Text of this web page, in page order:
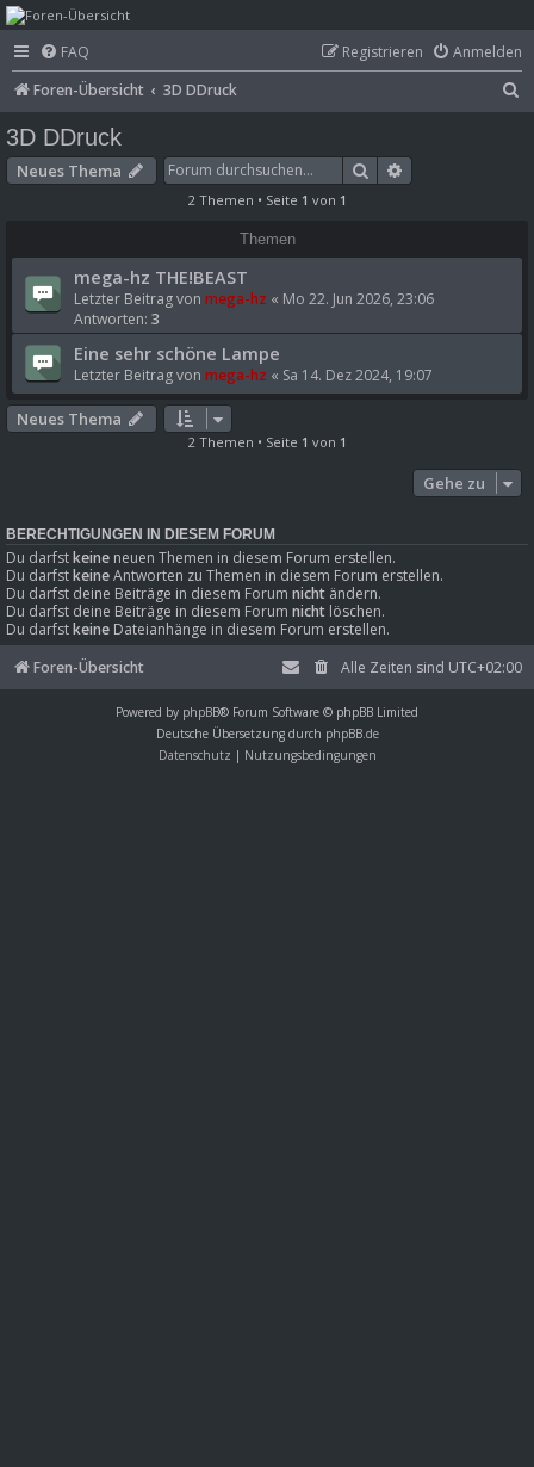
mega-hz - classic
computer &
electronics
FAQ Anmelden
Registrieren
Foren-Übersicht
3D DDruck
3D DDruck
Neues Thema Suche
2 Themen • Seite 1 von 1
Themen
mega-hz THE!BEAST
Letzter Beitrag von mega-hz « Mo 22. Jun 2026, 23:06
Antworten: 3
Eine sehr schöne Lampe
Letzter Beitrag von mega-hz « Sa 14. Dez 2024, 19:07
Neues Thema
2 Themen • Seite 1 von 1
Gehe zu
BERECHTIGUNGEN IN DIESEM FORUM
Du darfstkeine neuen Themen in diesem Forum erstellen.
Du darfstkeineAntworten zu Themen in diesem Forum erstellen.
Du darfst deine Beiträge in diesem Forum nicht ändern.
Du darfst deine Beiträge in diesem Forum nicht löschen.
Du darfstkeine Dateianhänge in diesem Forum erstellen.
Foren-Übersicht
Alle Zeiten sind UTC+02:00
Powered by phpBB® Forum Software © phpBB Limited
Deutsche Übersetzung durch phpBB.de
Datenschutz | Nutzungsbedingungen